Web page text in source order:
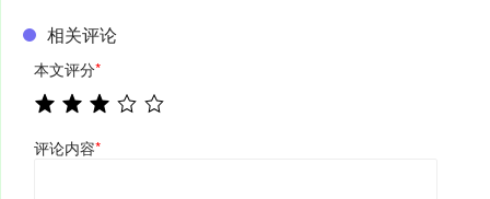
相关评论
本文评分*
评论内容*